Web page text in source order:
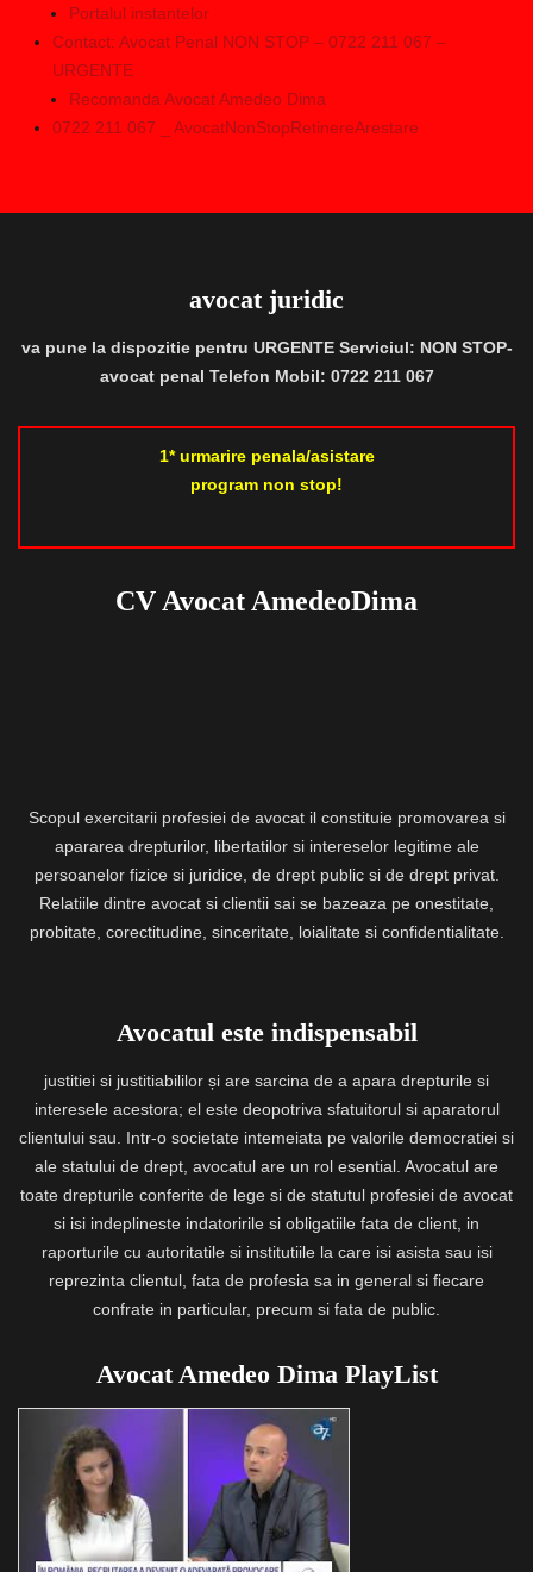
Portalul instantelor
Contact: Avocat Penal NON STOP – 0722 211 067 –
URGENTE
Recomanda Avocat Amedeo Dima
0722 211 067 _ AvocatNonStopRetinereArestare
avocat juridic
va pune la dispozitie pentru URGENTE Serviciul: NON STOP-
avocat penal Telefon Mobil: 0722 211 067
1* urmarire penala/asistare
program non stop!
CV Avocat AmedeoDima
Scopul exercitarii profesiei de avocat il constituie promovarea si
apararea drepturilor, libertatilor si intereselor legitime ale
persoanelor fizice si juridice, de drept public si de drept privat.
Relatiile dintre avocat si clientii sai se bazeaza pe onestitate,
probitate, corectitudine, sinceritate, loialitate si confidentialitate.
Avocatul este indispensabil
justitiei si justitiabililor și are sarcina de a apara drepturile si
interesele acestora; el este deopotriva sfatuitorul si aparatorul
clientului sau. Intr-o societate intemeiata pe valorile democratiei si
ale statului de drept, avocatul are un rol esential. Avocatul are
toate drepturile conferite de lege si de statutul profesiei de avocat
si isi indeplineste indatoririle si obligatiile fata de client, in
raporturile cu autoritatile si institutiile la care isi asista sau isi
reprezinta clientul, fata de profesia sa in general si fiecare
confrate in particular, precum si fata de public.
Avocat Amedeo Dima PlayList